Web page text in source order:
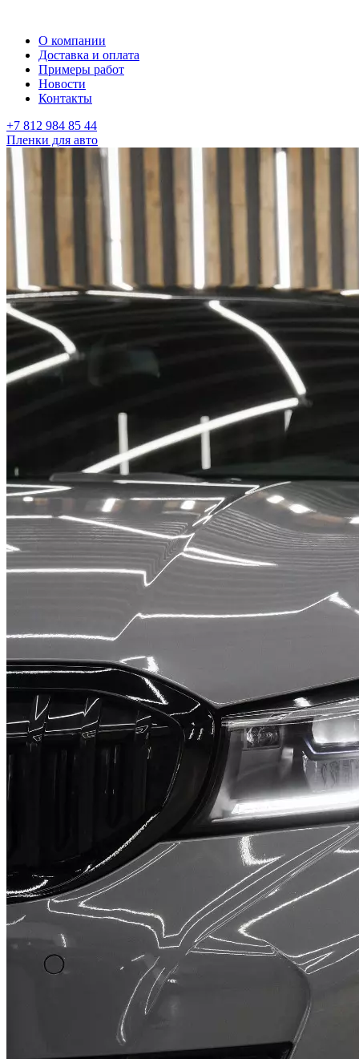
О компании
Доставка и оплата
Примеры работ
Новости
Контакты
+7 812 984 85 44
Пленки для авто